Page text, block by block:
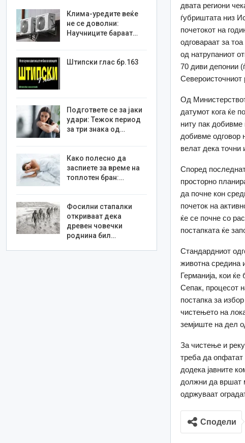
двата региони
ѓубриштата низ
почетокот на
одговараат за
од натрупаниот
70 диви депонии
Североисточниот
Од
датумот кога ќе
ниту пак добивме
добивме одговор
велат дека
Според
просторно
да почне кон
почеток на
ќе се почне со
постапката ќе
Стандардниот
животна средина
Германија, кои
Сепак, процесот
постапка за
чистењето на
земјиште на дел
За чистење и
треба да опфатат
додека јавните
должни да вршат
одржуваат
Сподели
Клима-уредите веќе
не се доволни:
Научниците бараат…
Штипски глас бр.163
Подгответе се за јаки
удари: Тежок период
за три знака од…
Како полесно да
заспиете за време на
топлотен бран:…
Фосилни стапалки
откриваат дека
древен човечки
роднина бил…